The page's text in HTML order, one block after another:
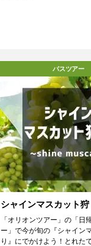
バスツアー
シャインマスカット
「オリオンツアー」の「日
ー」で今が旬の『シャイン
り』にでかけよう！とれた